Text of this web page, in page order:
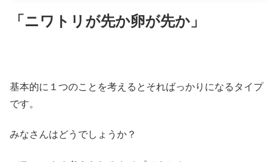
「ニワトリが先か卵が先か」
基本的に１つのことを考えるとそればっかりになるタイプ
です。
みなさんはどうでしょうか？